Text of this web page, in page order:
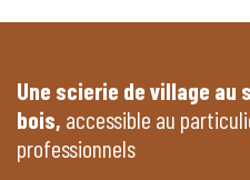
Une scierie de village au
bois, accessible au
professionnels